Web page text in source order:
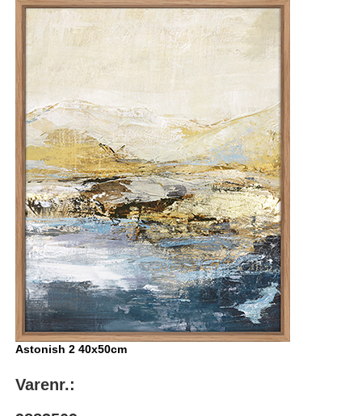
Astonish 2 40x50cm
Varenr.: